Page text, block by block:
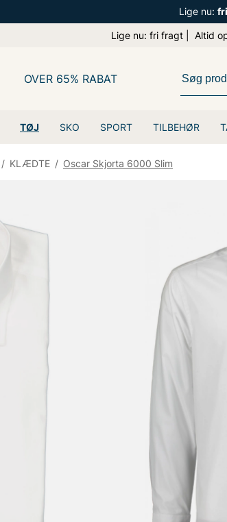
Lige nu:
Lige nu: fri fragt | Altid
TØJ SKO SPORT TILBEHØR
OVER 65% RABAT
/ KLÆDTE / Oscar Skjorta 6000 Slim